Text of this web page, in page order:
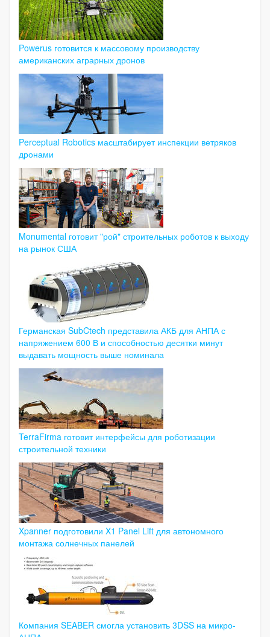
Powerus готовится к массовому производству
американских аграрных дронов
Perceptual Robotics масштабирует инспекции ветряков
дронами
Monumental готовит "рой" строительных роботов к выходу
на рынок США
Германская SubCtech представила АКБ для АНПА с
напряжением 600 В и способностью десятки минут
выдавать мощность выше номинала
TerraFirma готовит интерфейсы для роботизации
строительной техники
Xpanner подготовили X1 Panel Lift для автономного
монтажа солнечных панелей
Компания SEABER смогла установить 3DSS на микро-